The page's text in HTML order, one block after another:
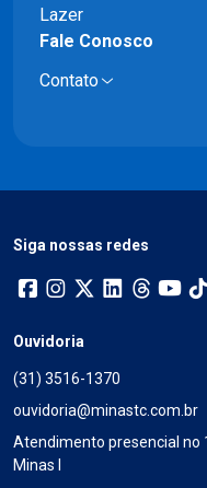
Lazer
Fale Conosco
Contato
Siga nossas redes
Ouvidoria
(31) 3516-1370
ouvidoria@minastc.com.br
Atendimento presencial no
Minas I